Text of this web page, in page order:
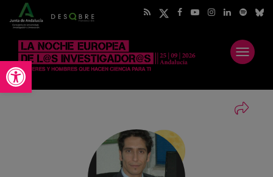
Abrir barra de herramientas
Abrir
menú